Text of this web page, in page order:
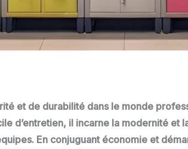
et de durabilité dans le monde
d’entretien, il incarne la modernité
En conjuguant économie et